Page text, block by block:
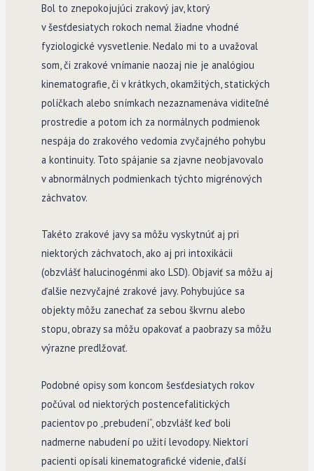
Bol to znepokojujúci zrakový jav, ktorý
v šesťdesiatych rokoch nemal žiadne vhodné
fyziologické vysvetlenie. Nedalo mi to a uvažoval
som, či zrakové vnímanie naozaj nie je analógiou
kinematografie, či v krátkych, okamžitých, statických
políčkach alebo snímkach nezaznamenáva viditeľné
prostredie a potom ich za normálnych podmienok
nespája do zrakového vedomia zvyčajného pohybu
a kontinuity. Toto spájanie sa zjavne neobjavovalo
v abnormálnych podmienkach týchto migrénových
záchvatov.
Takéto zrakové javy sa môžu vyskytnúť aj pri
niektorých záchvatoch, ako aj pri intoxikácii
(obzvlášť halucinogénmi ako LSD). Objaviť sa môžu aj
ďalšie nezvyčajné zrakové javy. Pohybujúce sa
objekty môžu zanechať za sebou škvrnu alebo
stopu, obrazy sa môžu opakovať a paobrazy sa môžu
výrazne predlžovať.
Podobné opisy som koncom šesťdesiatych rokov
počúval od niektorých postencefalitických
pacientov po „prebudení“, obzvlášť keď boli
nadmerne nabudení po užití levodopy. Niektorí
pacienti opísali kinematografické videnie, ďalší